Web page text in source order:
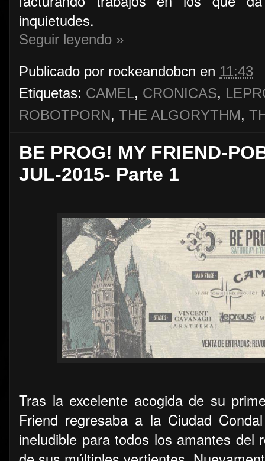
inquietudes.
Seguir leyendo »
Publicado por rockeandobcn en 11:43
Etiquetas: CAMEL, CRONICAS,
ROBOTPORN, THE ALGORYTHM ,
BE PROG! MY FRIEND-
JUL-2015- Parte 1
Tras la excelente acogida de su
Friend regresaba a la Ciudad
ineludible para todos los amantes del